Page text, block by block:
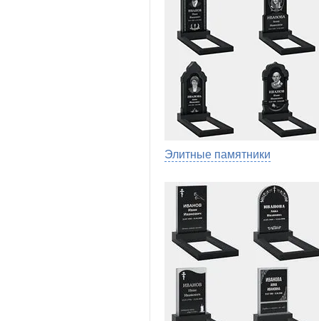
Элитные памятники